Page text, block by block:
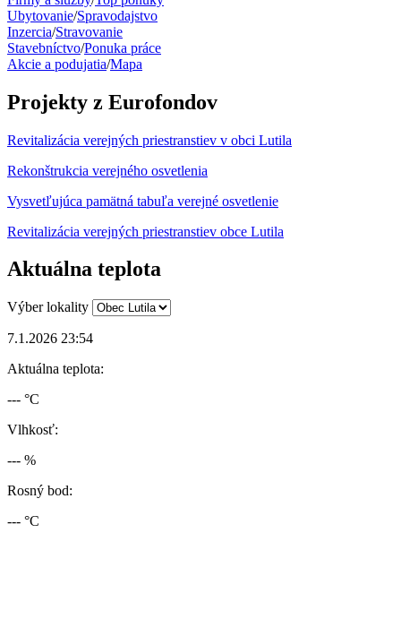
Ubytovanie/Spravodajstvo
Inzercia/Stravovanie
Stavebníctvo/Ponuka práce
Akcie a podujatia/Mapa
Projekty z Eurofondov
Revitalizácia verejných priestranstiev v obci Lutila
Rekonštrukcia verejného osvetlenia
Vysvetľujúca pamätná tabuľa verejné osvetlenie
Revitalizácia verejných priestranstiev obce Lutila
Aktuálna teplota
Výber lokality
7.1.2026 23:54
Aktuálna teplota:
--- °C
Vlhkosť:
--- %
Rosný bod:
--- °C